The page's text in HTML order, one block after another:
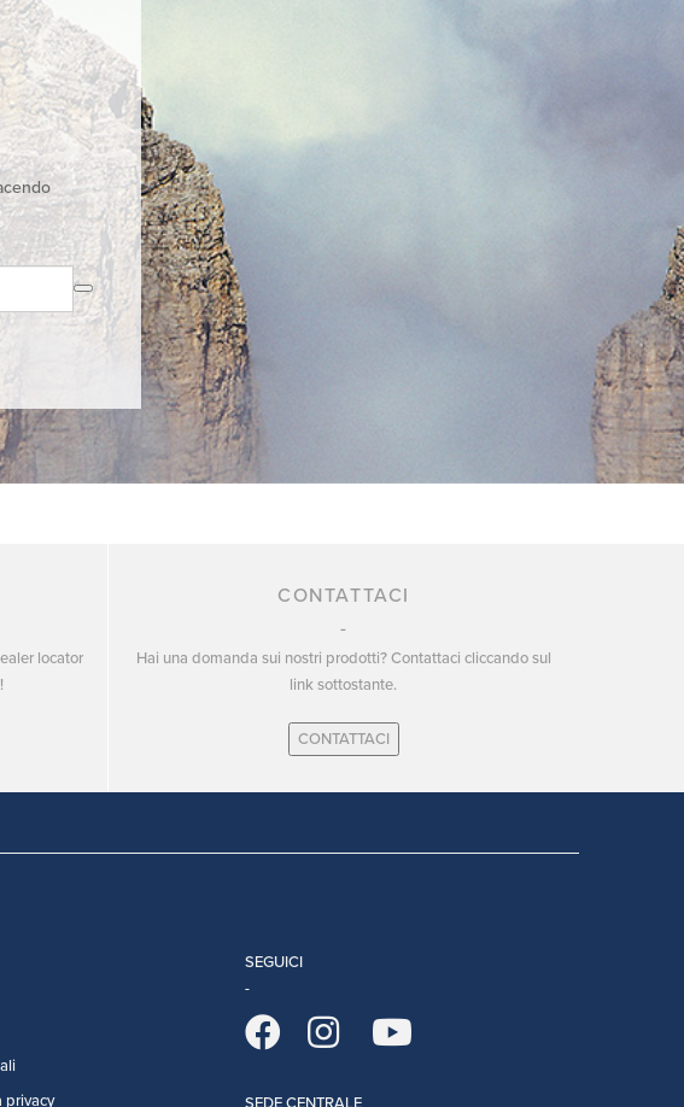
locator
CONTATTACI
Hai una domanda sui nostri prodotti? Contattaci cliccando sul
link sottostante.
CONTATTACI
privacy
SEGUICI